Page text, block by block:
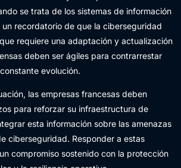
se trata de los sistemas de información
un recordatorio de que la ciberseguridad
requiere una adaptación y actualización
deben ser ágiles para contrarrestar
evolución.
las empresas francesas deben
para reforzar su infraestructura de
esta información sobre las amenazas
ciberseguridad. Responder a estas
compromiso sostenido con la protección